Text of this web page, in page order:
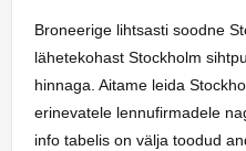
Broneerige lihtsasti soodne
lähetekohast Stockholm
hinnaga. Aitame leida
erinevatele lennufirmadele
info tabelis on välja toodud